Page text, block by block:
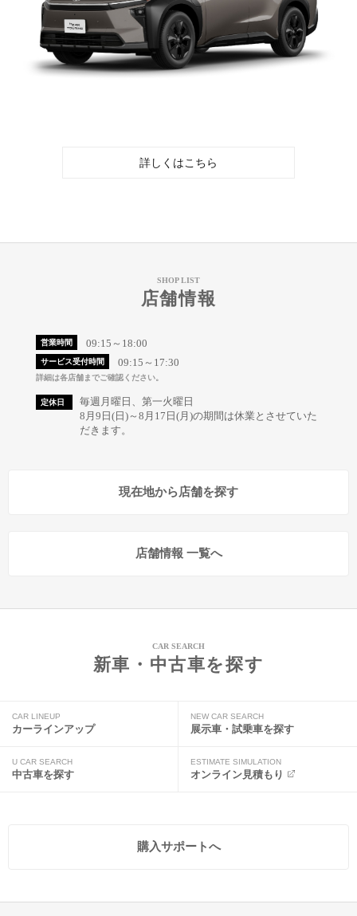
詳しくはこちら
SHOP LIST
店舗情報
営業時間 09:15～18:00
サービス受付時間 09:15～17:30
詳細は各店舗までご確認ください。
定休日
毎週月曜日、第一火曜日
8月9日(日)～8月17日(月)の期間は休業とさせていた
だきます。
現在地から店舗を探す
店舗情報 一覧へ
CAR SEARCH
新車・中古車を探す
CAR LINEUP
カーラインアップ
NEW CAR SEARCH
展示車・試乗車を探す
U CAR SEARCH
中古車を探す
ESTIMATE SIMULATION
オンライン見積もり
購入サポートへ